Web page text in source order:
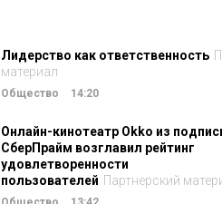
Лидерство как ответственность
материал
Общество 14:20
Онлайн-кинотеатр Okko из
СберПрайм возглавил рейтинг
удовлетворенности
пользователей Партнерский